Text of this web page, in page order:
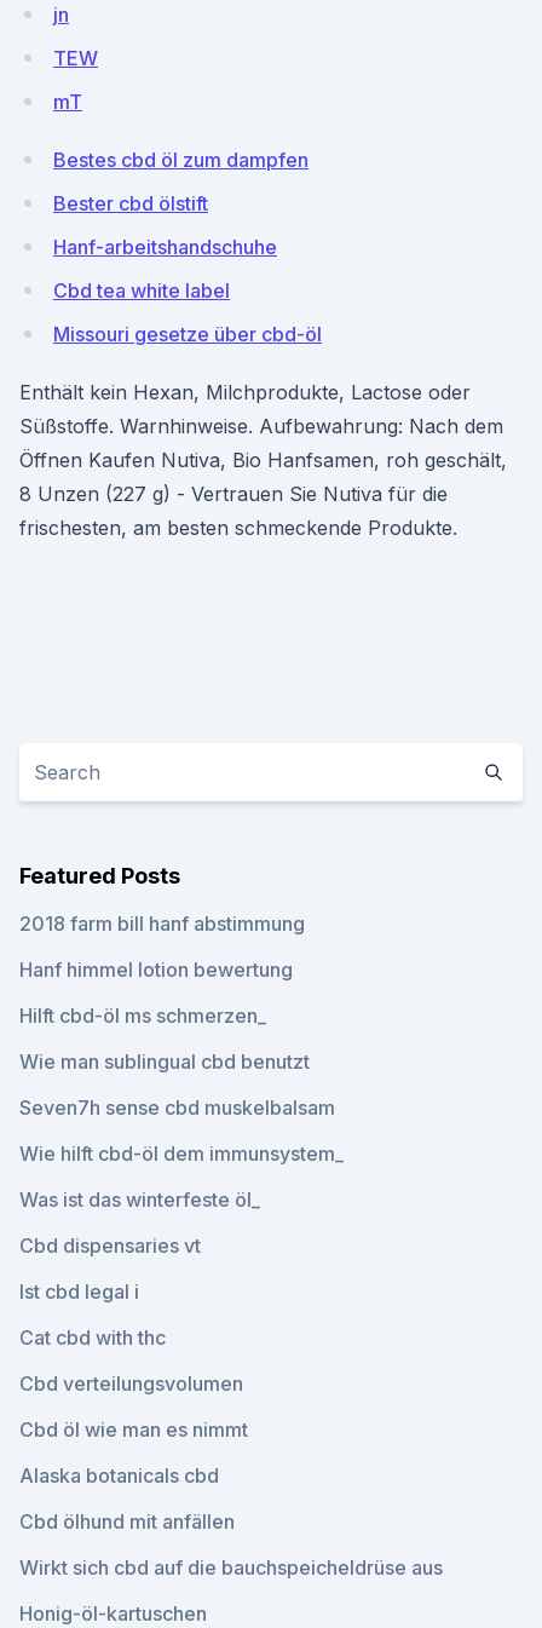
jn
TEW
mT
Bestes cbd öl zum dampfen
Bester cbd ölstift
Hanf-arbeitshandschuhe
Cbd tea white label
Missouri gesetze über cbd-öl
Enthält kein Hexan, Milchprodukte, Lactose oder
Süßstoffe. Warnhinweise. Aufbewahrung: Nach dem
Öffnen Kaufen Nutiva, Bio Hanfsamen, roh geschält,
8 Unzen (227 g) - Vertrauen Sie Nutiva für die
frischesten, am besten schmeckende Produkte.
Featured Posts
2018 farm bill hanf abstimmung
Hanf himmel lotion bewertung
Hilft cbd-öl ms schmerzen_
Wie man sublingual cbd benutzt
Seven7h sense cbd muskelbalsam
Wie hilft cbd-öl dem immunsystem_
Was ist das winterfeste öl_
Cbd dispensaries vt
Ist cbd legal i
Cat cbd with thc
Cbd verteilungsvolumen
Cbd öl wie man es nimmt
Alaska botanicals cbd
Cbd ölhund mit anfällen
Wirkt sich cbd auf die bauchspeicheldrüse aus
Honig-öl-kartuschen